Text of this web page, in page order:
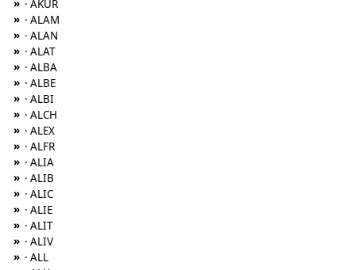
» · AKUR
» · ALAM
» · ALAN
» · ALAT
» · ALBA
» · ALBE
» · ALBI
» · ALCH
» · ALEX
» · ALFR
» · ALIA
» · ALIB
» · ALIC
» · ALIE
» · ALIT
» · ALIV
» · ALL